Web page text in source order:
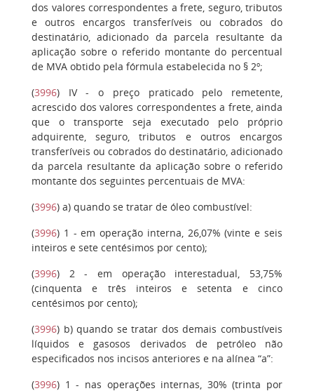
dos valores correspondentes a frete, seguro, tributos
e outros encargos transferíveis ou cobrados do
destinatário, adicionado da parcela resultante da
aplicação sobre o referido montante do percentual
de MVA obtido pela fórmula estabelecida no § 2º;
(3996) IV- o preço praticado pelo remetente,
acrescido dos valores correspondentes a frete, ainda
que o transporte seja executado pelo próprio
adquirente, seguro, tributos e outros encargos
transferíveis ou cobrados do destinatário, adicionado
da parcela resultante da aplicação sobre o referido
montante dos seguintes percentuais de MVA:
(3996) a) quando se tratar de óleo combustível:
(3996) 1 - em operação interna, 26,07% (vinte e seis
inteiros e sete centésimos por cento);
(3996) 2- em operação interestadual, 53,75%
(cinquenta e três inteiros e setenta e cinco
centésimos por cento);
(3996) b)quando se tratar dos demais combustíveis
líquidos e gasosos derivados de petróleo não
especificados nos incisos anteriores e na alínea “a”:
(3996) 1 - nas operações internas, 30% (trinta por